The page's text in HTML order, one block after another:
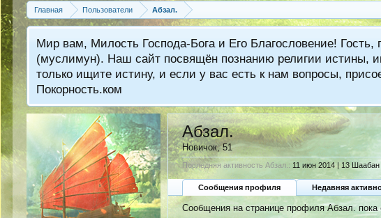
Главная Пользователи Абзал.
Мир вам, Милость Господа-Бога и Его Благословение!
(муслимун). Наш сайт посвящён познанию религии истины,
только ищите истину, и если у вас есть к нам вопросы,
Покорность.ком
Абзал.
Новичок, 51
Последняя активность Абзал.: 11 июн 2014 | 13 Шаабан
Сообщения профиля Недавняя
Сообщения на странице профиля Абзал. пока